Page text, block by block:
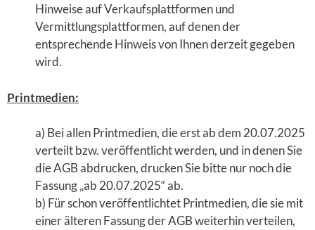
Hinweise auf Verkaufsplattformen und
Vermittlungsplattformen, auf denen der
entsprechende Hinweis von Ihnen derzeit gegeben
wird.
Printmedien:
a) Bei allen Printmedien, die erst ab dem 20.07.2025
verteilt bzw. veröffentlicht werden, und in denen Sie
die AGB abdrucken, drucken Sie bitte nur noch die
Fassung „ab 20.07.2025“ ab.
b) Für schon veröffentlichtet Printmedien, die sie mit
einer älteren Fassung der AGB weiterhin verteilen,